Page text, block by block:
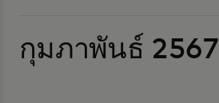
กุมภาพันธ์ 2567